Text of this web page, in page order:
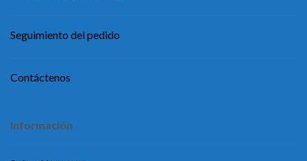
Seguimiento del pedido
Contáctenos
Información